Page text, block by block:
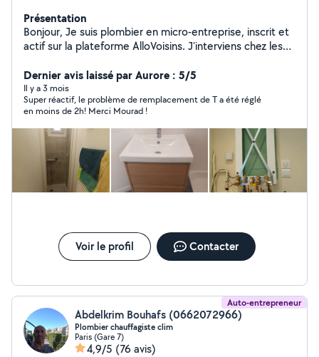
Présentation
Bonjour, Je suis plombier en micro-entreprise, inscrit et
actif sur la plateforme AlloVoisins. J'interviens chez les
plomberie, en neuf comme en rénovation. Recherche et
réparation de fuites Débouchage (WC, évier, douche,
lavabo) Remplacement de robinetterie Installation et
remplacement de chauffe-eau Pose d'équipements
sanitaires (WC,meuble vasque ,douche, évier, baignoire
Rénovation de salle de bain. Travail soigné Devis gratuit
Tarifs transparents. Respects des normes et conseils
personnalisés. Disponible semaine et week-end.
N'hésitez pas à me contacter pour toute demande, je
Dernier avis laissé par Aurore : 5/5
Il y a 3 mois
Super réactif, le problème de remplacement de T a été réglé
en moins de 2h! Merci Mourad !
Voir le profil Contacter
Auto-entrepreneur
Abdelkrim Bouhafs (0662072966)
Plombier chauffagiste clim
Paris (Gare 7)
4,9/5 (76 avis)